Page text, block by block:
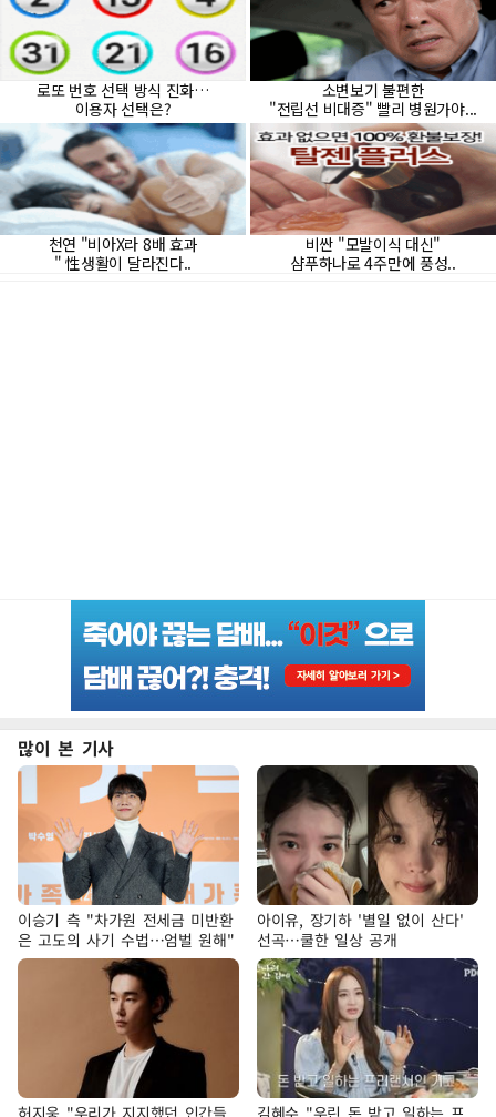
많이 본 기사
이승기 측 "차가원 전세금 미반환
은 고도의 사기 수법…엄벌 원해"
아이유, 장기하 '별일 없이 산다'
선곡…쿨한 일상 공개
허지웅 "우리가 지지했던 인간들 김혜수 "우린 돈 받고 일하는 프